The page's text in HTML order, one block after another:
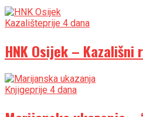
Kazališteprije 4 dana
HNK Osijek –
Knjigeprije 4 dana